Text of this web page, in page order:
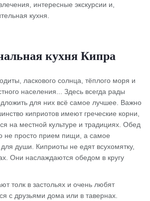
интересные экскурсии и,
кухня.
кухня Кипра
ласкового солнца, тёплого моря и
населения... Здесь всегда рады
для них всё самое лучшее. Важно
киприотов имеют греческие корни,
на местной культуре и традициях. Обед
не просто прием пищи, а самое
души. Киприоты не едят всухомятку,
Они наслаждаются обедом в кругу
толк в застольях и очень любят
с друзьями дома или в тавернах.